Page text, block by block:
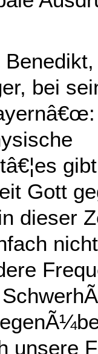
bei
Gott
dieser
unsere